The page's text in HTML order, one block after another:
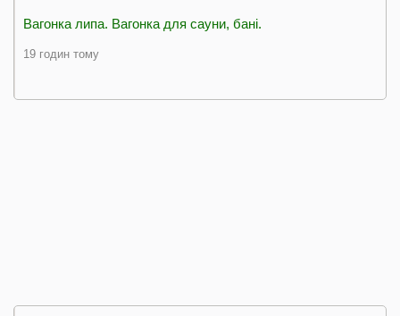
Вагонка липа. Вагонка для сауни, бані.
19 годин тому